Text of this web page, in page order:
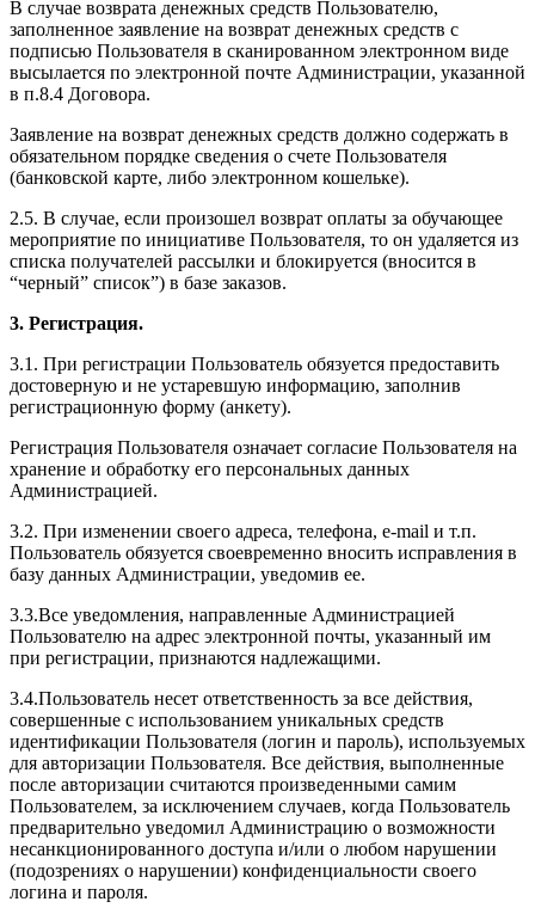
В случае возврата денежных средств Пользователю,
заполненное заявление на возврат денежных средств с
подписью Пользователя в сканированном электронном виде
высылается по электронной почте Администрации, указанной
в п.8.4 Договора.
Заявление на возврат денежных средств должно содержать в
обязательном порядке сведения о счете Пользователя
(банковской карте, либо электронном кошельке).
2.5. В случае, если произошел возврат оплаты за обучающее
мероприятие по инициативе Пользователя, то он удаляется из
списка получателей рассылки и блокируется (вносится в
“черный” список”) в базе заказов.
3. Регистрация.
3.1. При регистрации Пользователь обязуется предоставить
достоверную и не устаревшую информацию, заполнив
регистрационную форму (анкету).
Регистрация Пользователя означает согласие Пользователя на
хранение и обработку его персональных данных
Администрацией.
3.2. При изменении своего адреса, телефона, e-mail и т.п.
Пользователь обязуется своевременно вносить исправления в
базу данных Администрации, уведомив ее.
3.3.Все уведомления, направленные Администрацией
Пользователю на адрес электронной почты, указанный им
при регистрации, признаются надлежащими.
3.4.Пользователь несет ответственность за все действия,
совершенные с использованием уникальных средств
идентификации Пользователя (логин и пароль), используемых
для авторизации Пользователя. Все действия, выполненные
после авторизации считаются произведенными самим
Пользователем, за исключением случаев, когда Пользователь
предварительно уведомил Администрацию о возможности
несанкционированного доступа и/или о любом нарушении
(подозрениях о нарушении) конфиденциальности своего
логина и пароля.